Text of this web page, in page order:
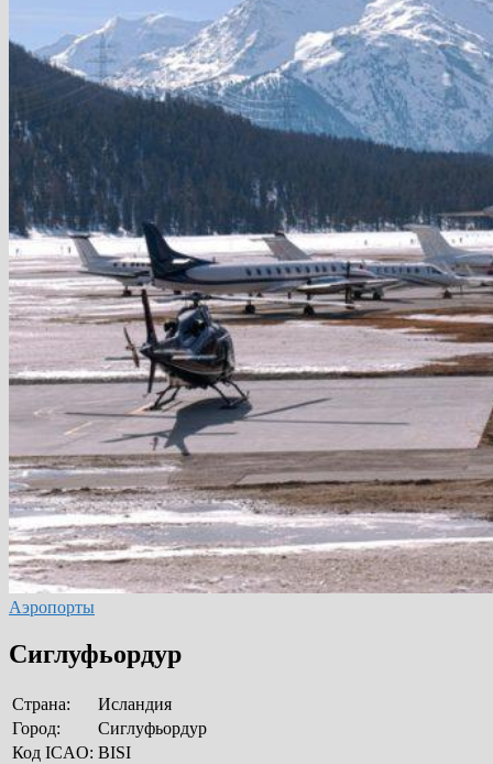
Аэропорты
Сиглуфьордур
Страна:
Исландия
Город:
Сиглуфьордур
Код ICAO: BISI